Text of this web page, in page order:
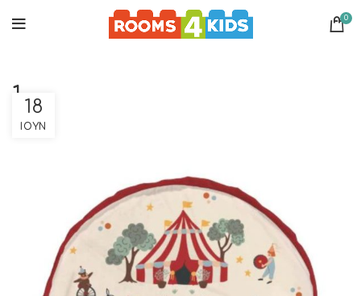
0
1 18
ΙΟΎΝ